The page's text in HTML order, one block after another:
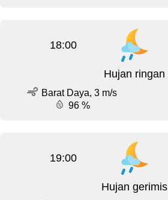
18:00
Hujan ringan
Barat Daya, 3 m/s
96 %
19:00
Hujan gerimis